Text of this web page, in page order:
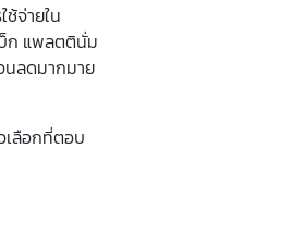
จ่ายใน
ก แพลตตินั่ม
นลดมากมาย
เลือกที่ตอบ